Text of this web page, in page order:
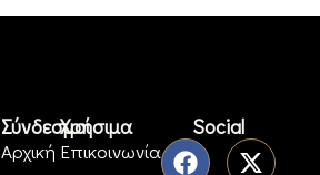
Σύνδεσμοι
Αρχική
Χρήσιμα
Επικοινωνία
Social